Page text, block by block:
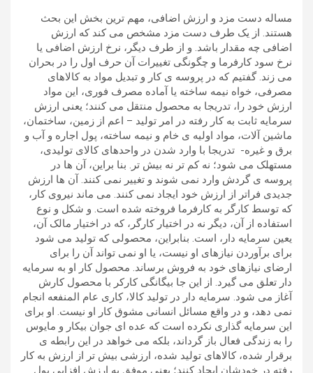
مساله دست مزد و ارزش اضافی، مهم ترین بخش این بحث
هستند. از یک طرف دست مزد مشخص می کند که ارزش
اضافی چه مقدار باشد. و از طرف دیگر، نرخ ارزش اضافی یا
نرخ سود کارفرما و چگونگی تغییرات آن حرف اول را در بحران
می زند. گفتیم که در پروسه ی کار و تبدیل مواد به کالاهای
مصرفی، خواه نیمه ساخته یا آماده مصرف فوری، این مواد
ارزش خود را، تدریجا به محصول منتقل می کنند؛ یعنی ارزش
سرمایه ثابت به کار رفته در امر تولید – اعم از زمین، ساختمان،
ماشین آلات، مواد اولیه ی خام و نیمه ساخته، پول اجاره و آب و
برق و غیره- تدریجا با وارد شدن در واحدهای کالای تولیدی،
مستهلک می شود؛ نه کم تر نه بیش تر. بنا براین، آن ها در
پروسه ی گردش وارد نمی شوند و تغییر نمی کنند. آن ها ارزش
جدیدی فراتر از ارزش خود ایجاد نمی کنند. می ماند نیروی کار،
که توسط کارگر به کارفرما فروخته شده است. و شکل و نوع
استفاده از آن، دیگر نه در اختیار کارگر، که در اختیار مالک آن،
یعین سرمایه دار، است. بنابراین، محصولی که تولید می شود
برای برآوردن نیازهای او نیست، یا او نمی تواند آن را برای
ارضای نیازهای خود به فروش برساند. محصول کار او به سرمایه
دار تعلق می گیرد. از این جا بیگانگی کارکر با محصول کارش
آغاز می شود. سرمایه دار در تولید کالا، کاری عام المنفعه انجام
نمی دهد، و در واقع مسائل انسانی مشوق کار او نیست. او برای
این سرمایه گذاری نکرده است که عده ای جوان بیکار و مایوس
را به زندگی فعال باز گرداند، بلکه می خواهد در این رابطه ی
برقرار شده، کالاهای تولید شده، ارزشی بیش تر از ارزش به کار
رفته در خودشان ایجاد کنند؛ یعنی موفق به ارزش افزایی پول